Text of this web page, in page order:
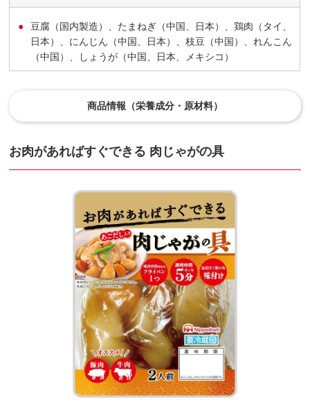
豆腐（国内製造）、たまねぎ（中国、日本）、鶏肉（タイ、
日本）、にんじん（中国、日本）、枝豆（中国）、れんこん
（中国）、しょうが（中国、日本、メキシコ）
商品情報（栄養成分・原材料）
お肉があればすぐできる 肉じゃがの具